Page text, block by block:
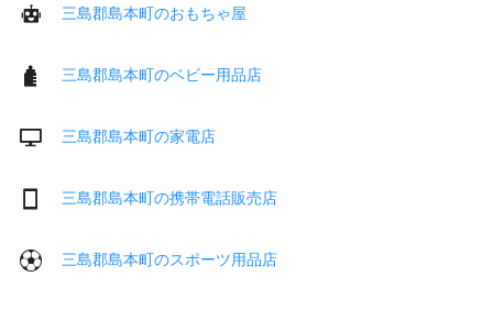
三島郡島本町のおもちゃ屋
三島郡島本町のベビー用品店
三島郡島本町の家電店
三島郡島本町の携帯電話販売店
三島郡島本町のスポーツ用品店